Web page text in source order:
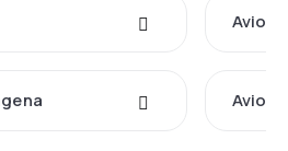
Avio
Avio